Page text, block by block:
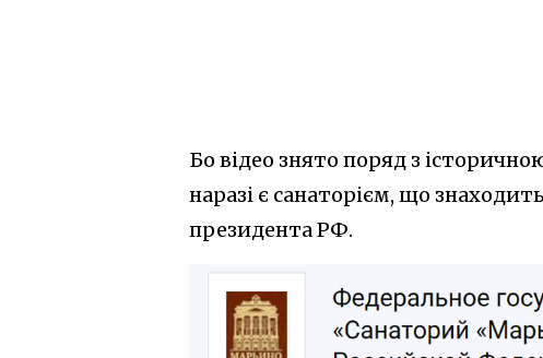
Бо відео знято поряд з
наразі є санаторієм, що
президента РФ.